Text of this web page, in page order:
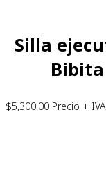
Silla
Bibita
$5,300.00 Precio + IVA